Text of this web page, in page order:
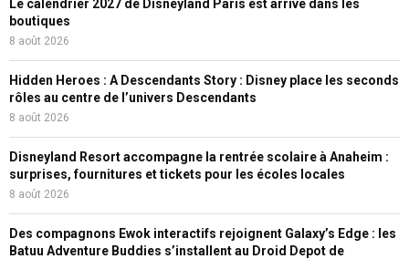
Le calendrier 2027 de Disneyland Paris est arrivé dans les
boutiques
8 août 2026
Hidden Heroes : A Descendants Story : Disney place les seconds
rôles au centre de l’univers Descendants
8 août 2026
Disneyland Resort accompagne la rentrée scolaire à Anaheim :
surprises, fournitures et tickets pour les écoles locales
8 août 2026
Des compagnons Ewok interactifs rejoignent Galaxy’s Edge : les
Batuu Adventure Buddies s’installent au Droid Depot de